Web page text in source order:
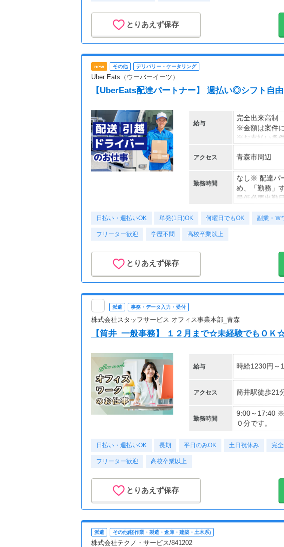
とりあえず保存
new その他 デリバリー・ケータリング
Uber Eats（ウーバーイーツ）
【UberEats配達パートナー】 週払い◎シフト自由
給与
完全出来高制
※金額は案件
※お支払い条
アクセス 青森市周辺
勤務時間
なし※ 配達パ
め、「勤務」
最低必要出勤
日払い・週払いOK 単発(1日)OK 何曜日でもOK 副業・Ｗ
フリーター歓迎 学歴不問 高校卒業以上
とりあえず保存
派遣 事務・データ入力・受付
株式会社スタッフサービス オフィス事業本部_青森
【筒井_一般事務】 １２月まで☆未経験でもＯＫ
給与 時給1230円～
アクセス 筒井駅徒歩21
勤務時間
9:00～17:40 ※
０分です。
日払い・週払いOK 長期 平日のみOK 土日祝休み 完
フリーター歓迎 高校卒業以上
とりあえず保存
派遣 その他(軽作業・製造・倉庫・建築・土木系)
株式会社テクノ・サービス/841202